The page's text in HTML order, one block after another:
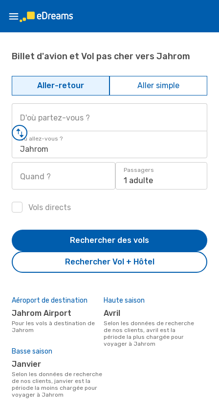
Billet d'avion et Vol pas cher vers Jahrom
Aller-retour Aller simple
D'où partez-vous ?
Où allez-vous ?
Jahrom
Quand ?
Passagers
1 adulte
Vols directs
Rechercher Vol + Hôtel
Rechercher des vols
Aéroport de destination
Jahrom Airport
Pour les vols à destination de
Jahrom
Haute saison
avril
Selon les données de recherche
de nos clients, avril est la
période la plus chargée pour
voyager à Jahrom
Basse saison
janvier
Selon les données de recherche
de nos clients, janvier est la
période la moins chargée pour
voyager à Jahrom